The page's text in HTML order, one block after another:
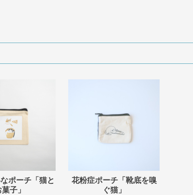
ポーチ「猫と
子」
花粉症ポーチ「靴底を嗅
ぐ猫」